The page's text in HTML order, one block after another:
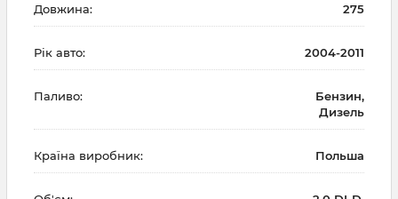
Довжина: 275
Рік авто: 2004-2011
Паливо:
Бензин,
Дизель
Країна виробник: Польша